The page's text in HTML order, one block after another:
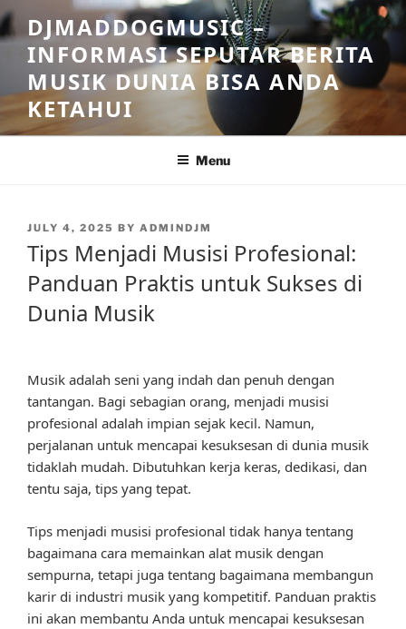
Skip
to
content
DJMADDOGMUSIC –
INFORMASI SEPUTAR BERITA
MUSIK DUNIA BISA ANDA
KETAHUI
Menu
POSTED
ON
JULY 4, 2025 BY ADMINDJM
Tips Menjadi Musisi Profesional:
Panduan Praktis untuk Sukses di
Dunia Musik
Musik adalah seni yang indah dan penuh dengan
tantangan. Bagi sebagian orang, menjadi musisi
profesional adalah impian sejak kecil. Namun,
perjalanan untuk mencapai kesuksesan di dunia musik
tidaklah mudah. Dibutuhkan kerja keras, dedikasi, dan
tentu saja, tips yang tepat.
Tips menjadi musisi profesional tidak hanya tentang
bagaimana cara memainkan alat musik dengan
sempurna, tetapi juga tentang bagaimana membangun
karir di industri musik yang kompetitif. Panduan praktis
ini akan membantu Anda untuk mencapai kesuksesan